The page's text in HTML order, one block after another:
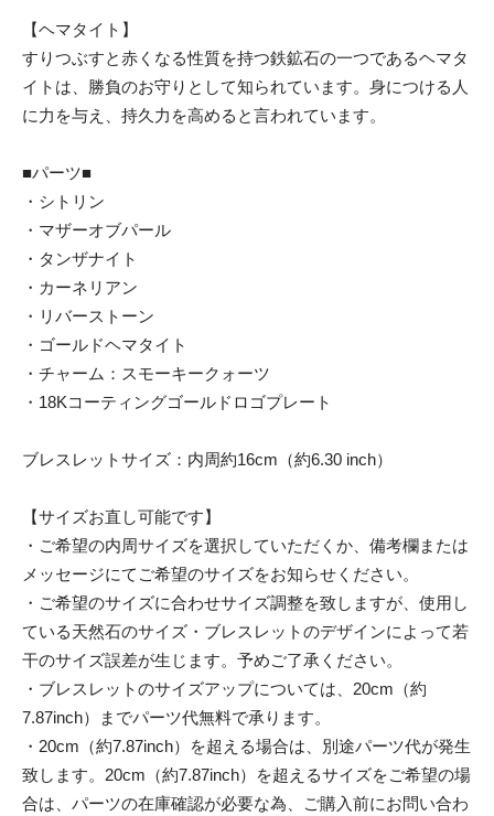
【ヘマタイト】
すりつぶすと赤くなる性質を持つ鉄鉱石の一つであるヘマタ
イトは、勝負のお守りとして知られています。身につける人
に力を与え、持久力を高めると言われています。
■パーツ■
・シトリン
・マザーオブパール
・タンザナイト
・カーネリアン
・リバーストーン
・ゴールドヘマタイト
・チャーム：スモーキークォーツ
・18Kコーティングゴールドロゴプレート
ブレスレットサイズ：内周約16cm（約6.30 inch）
【サイズお直し可能です】
・ご希望の内周サイズを選択していただくか、備考欄または
メッセージにてご希望のサイズをお知らせください。
・ご希望のサイズに合わせサイズ調整を致しますが、使用し
ている天然石のサイズ・ブレスレットのデザインによって若
干のサイズ誤差が生じます。予めご了承ください。
・ブレスレットのサイズアップについては、20cm（約
7.87inch）までパーツ代無料で承ります。
・20cm（約7.87inch）を超える場合は、別途パーツ代が発生
致します。20cm（約7.87inch）を超えるサイズをご希望の場
合は、パーツの在庫確認が必要な為、ご購入前にお問い合わ